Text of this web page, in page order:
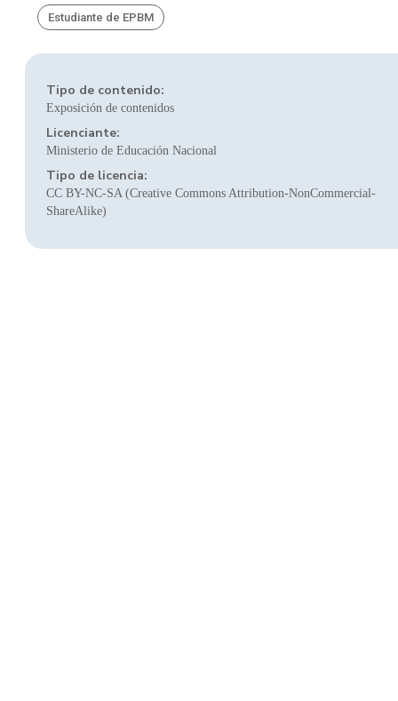
Estudiante de EPBM
Tipo de contenido:
Exposición de contenidos
Licenciante:
Ministerio de Educación Nacional
Tipo de licencia:
CC BY-NC-SA (Creative Commons Attribution-NonCommercial-
ShareAlike)